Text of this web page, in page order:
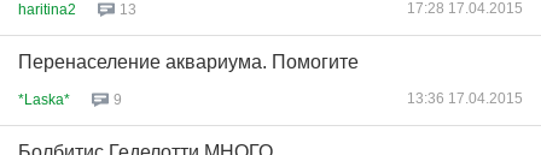
haritina2 13 17:28 17.04.2015
Перенаселение аквариума. Помогите
*Laska* 9 13:36 17.04.2015